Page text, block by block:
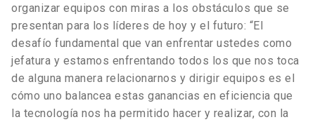
organizar equipos con miras a los obstáculos que se
presentan para los líderes de hoy y el futuro: “El
desafío fundamental que van enfrentar ustedes como
jefatura y estamos enfrentando todos los que nos toca
de alguna manera relacionarnos y dirigir equipos es el
cómo uno balancea estas ganancias en eficiencia que
la tecnología nos ha permitido hacer y realizar, con la